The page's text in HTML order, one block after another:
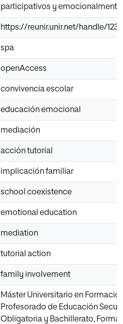
participativos y emocionalmente
https://reunir.unir.net/handle/
spa
openAccess
convivencia escolar
educación emocional
mediación
acción tutorial
implicación familiar
school coexistence
emotional education
mediation
tutorial action
family involvement
Máster Universitario en
Profesorado de Educación
Obligatoria y Bachillerato,